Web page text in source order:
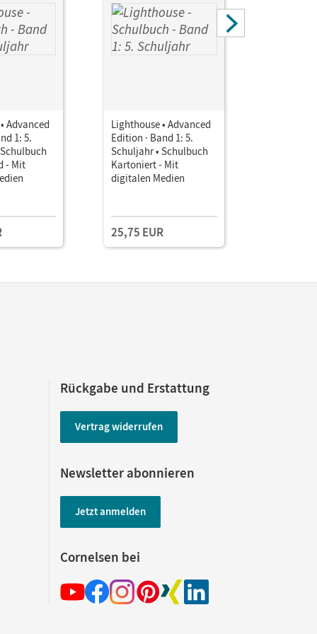
Advanced
1: 5.
- Mit
Lighthouse • Advanced
Edition · Band 1: 5.
Schuljahr • Schulbuch
Kartoniert - Mit
digitalen Medien
25,75 EUR
Rückgabe und Erstattung
Vertrag widerrufen
Newsletter abonnieren
Jetzt anmelden
Cornelsen bei